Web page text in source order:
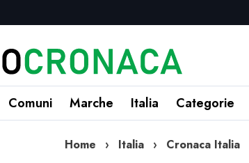
Comuni Marche Italia Categorie
Home › Italia › Cronaca Italia